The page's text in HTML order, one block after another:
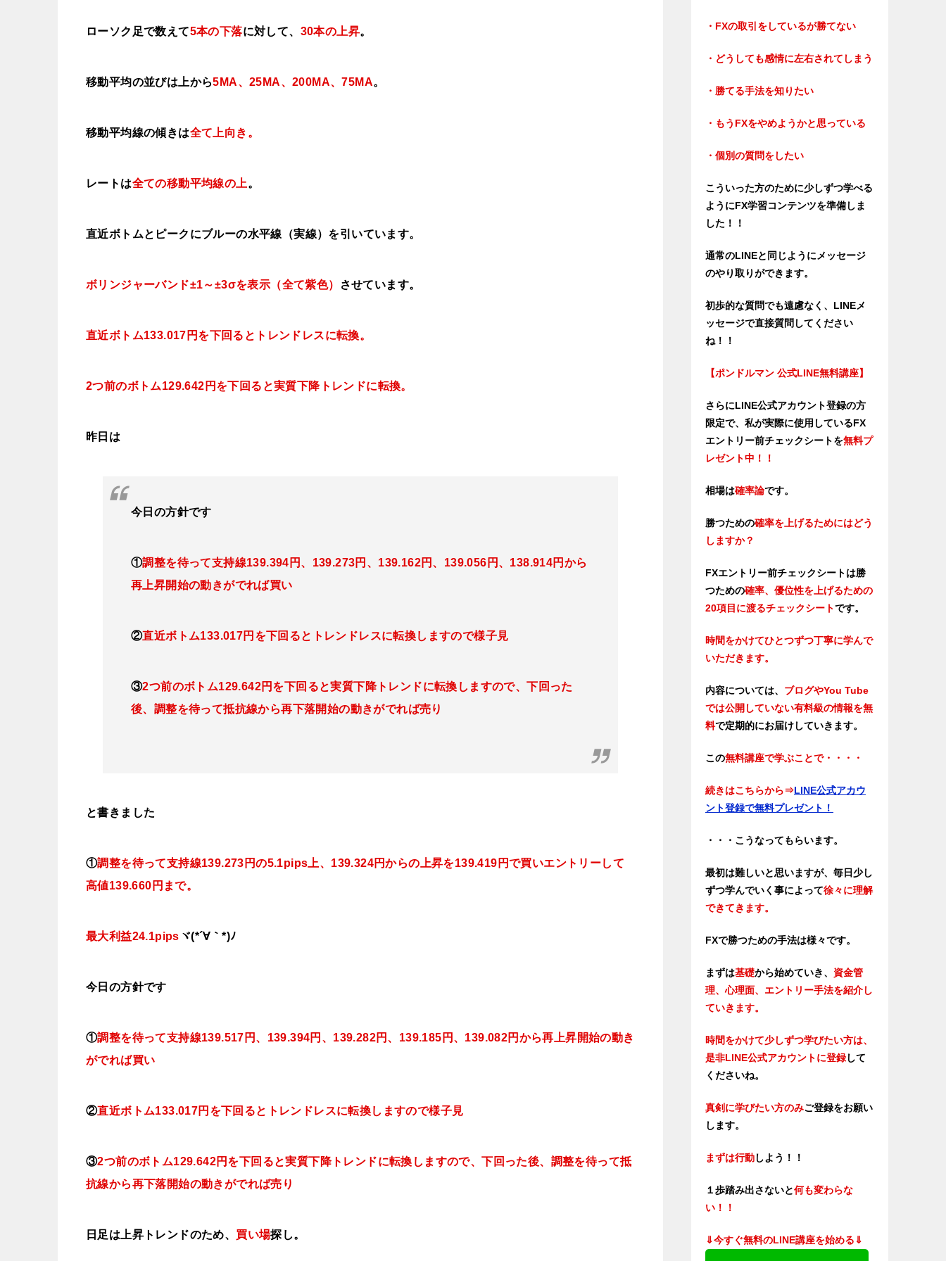
ローソク足で数えて5本の下落に対して、 30本の上昇。
移動平均の並びは上から5MA、25MA、200MA、75MA。
移動平均線の傾きは全て上向き 。
レートは全ての移動平均線の上。
直近ボトムとピークにブルーの水平線（実線）を引いています。
ボリンジャーバンド±1～±3σを表示（全て紫色） させています。
直近ボトム133.017円を下回るとトレンドレスに転換。
2つ前のボトム129.642円を下回ると実質下降トレンドに転換。
昨日は
今日 の方針です
①調整を待って支持線139.394円、139.273円、139.162円、139.056円、138.914円 から
再上昇開始の動きがでれば買い
②直近ボトム133.017円を下回るとトレンドレスに転換し ますので様子見
③2つ前のボトム129.642円を下回ると実質下降トレンドに転換しますので、下回った
後、調整を待って抵抗線から再下落開始の動きがでれば売り
と書きました
①調整を待って支持線139.273円の5.1pips上、139.324円からの上昇を139.419円で買いエントリーして
高値139.660円まで。
最大利益24.1pips ヾ(*´∀｀*)ﾉ
今日 の方針です
①調整を待って支持線139.517円、139.394円、139.282円、139.185円、139.082円 から再上昇開始の動き
がでれば買い
②直近ボトム133.017円を下回るとトレンドレスに転換し ますので様子見
③2つ前のボトム129.642円を下回ると実質下降トレンドに転換しますので、下回った後、調整を待って抵
抗線から再下落開始の動きがでれば売り
日足は上昇トレンドのため、 買い場探し。
・FXの取引をしているが勝てない
・どうしても感情に左右されてしまう
・勝てる手法を知りたい
・もうFXをやめようかと思っている
・個別の質問をしたい
こういった方のために少しずつ学べる
ようにFX学習コンテンツを準備しま
した！！
通常のLINEと同じようにメッセージ
のやり取りができます。
初歩的な質問でも遠慮なく、LINEメ
ッセージで直接質問してください
ね！！
【ポンドルマン 公式LINE無料講座】
さらにLINE公式アカウント登録の方
限定で、私が実際に使用しているFX
エントリー前チェックシートを無料プ
レゼント中！！
相場は確率論です。
勝つための確率を上げるためにはどう
しますか？
FXエントリー前チェックシートは勝
つための確率、優位性を上げるための
20項目に渡るチェックシートです。
時間をかけてひとつずつ丁寧に学んで
いただきます。
内容については、 ブログやYou Tube
では公開していない有料級の情報を無
料で定期的にお届けしていきます。
この無料講座で学ぶことで・・・・
続きはこちらから⇒LINE公式アカウ
ント登録で無料プレゼント！
・・・こうなってもらいます。
最初は難しいと思いますが、毎日少し
ずつ学んでいく事によって徐々に理解
できてきます。
FXで勝つための手法は様々です。
まずは基礎から始めていき、 資金管
理、心理面、エントリー手法を紹介し
ていきます。
時間をかけて少しずつ学びたい方は、
是非LINE公式アカウントに登録して
くださいね。
真剣に学びたい方のみご登録をお願い
します。
まずは行動しよう！！
１歩踏み出さないと何も変わらな
い！！
⇓今すぐ無料のLINE講座を始める⇓